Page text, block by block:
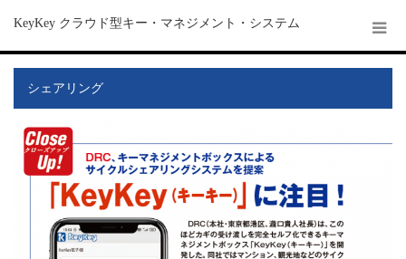
KeyKey クラウド型キー・マネジメント・システム
シェアリング